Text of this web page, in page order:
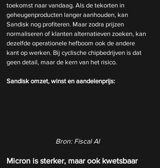
toekomst naar vandaag. Als de tekorten in
geheugenproducten langer aanhouden, kan
Sandisk nog profiteren. Maar zodra prijzen
normaliseren of klanten alternatieven zoeken, kan
dezelfde operationele hefboom ook de andere
kant op werken. Bij cyclische chipbedrijven is dat
geen detail, maar de kern van het risico.
Sandisk omzet, winst en aandelenprijs:
Bron: Fiscal AI
Micron is sterker, maar ook kwetsbaar